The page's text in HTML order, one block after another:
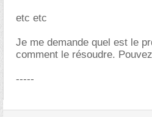
etc etc
Je me demande quel est le
comment le résoudre.
-----